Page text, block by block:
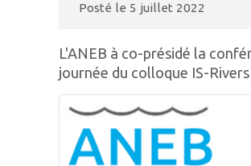
Posté le 5 juillet 2022
L'ANEB à co-présidé la
journée du colloque IS-Rivers